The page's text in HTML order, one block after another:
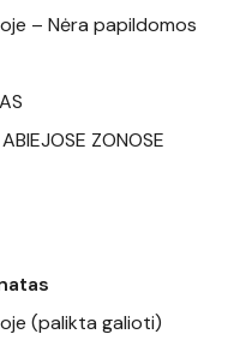
– Nėra papildomos
ZONOSE
(palikta galioti)